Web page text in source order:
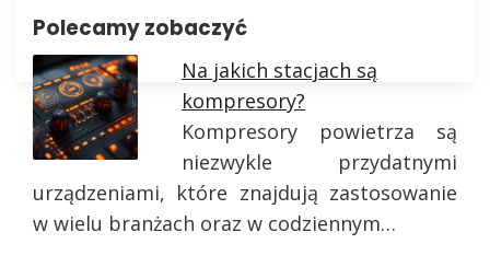
Polecamy zobaczyć
Na jakich stacjach są
kompresory?
Kompresory powietrza są
niezwykle przydatnymi
urządzeniami, które znajdują zastosowanie
w wielu branżach oraz w codziennym…